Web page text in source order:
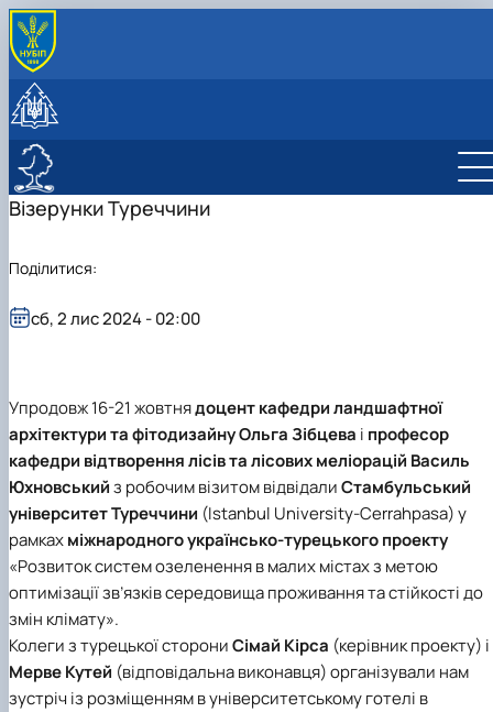
ПРО КАФЕДРУ
ННВЛ сучасних технологій проектування
СПО
Співпраця
Наші випускники
Приймальна комісія
Олімпіади університету
Бакалавр
Дисципліни
Матеріальне забезпечення
Дослідження
Публікації
топіарне мистецтво
Візерунки Туреччини
Упродовж 16-21 жовтнядоценткафедри ландшафтної
архітектури та фітодизайнуОльга Зібцева і професор
кафедри відтворення лісів та лісових меліорацій Василь
Юхновськийз робочим візитом відвідалиСтамбульський
університет Туреччини (Istanbul University-Cerrahpasa) у
рамкахміжнародного українсько-турецького проекту
«Розвиток систем озеленення в малих містах з метою
оптимізації зв’язків середовища проживання та стійкості до
змін клімату».
Колеги з турецької сторониСімай Кірса (керівник проекту) і
Мерве Кутей (відповідальна виконавця) організували нам
зустріч із розміщенням в університетському готелі в
сб, 2 лис 2024 - 02:00
Поділитися: